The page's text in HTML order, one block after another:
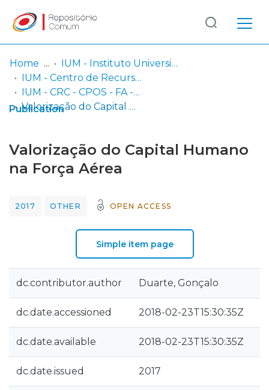
Communities
& Collections
Log
In
(current)
Home
IUM - Instituto Universitário Militar
IUM - Centro de Recursos de Conhecimento
IUM - CRC - CPOS - FA - Trabalhos de Investigação Individual
Valorização do Capital Humano na Força Aérea
Publication
Valorização do Capital Humano
na Força Aérea
2017 OTHER OPEN ACCESS
Simple item page
dc.contributor.author Duarte, Gonçalo
dc.date.accessioned 2018-02-23T15:30:35Z
dc.date.available 2018-02-23T15:30:35Z
dc.date.issued 2017